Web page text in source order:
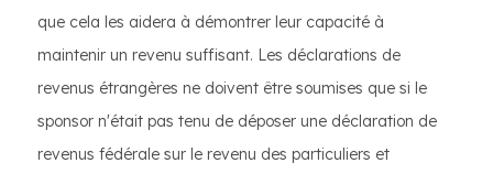
que cela les aidera à démontrer leur capacité à
maintenir un revenu suffisant. Les déclarations de
revenus étrangères ne doivent être soumises que si le
sponsor n'était pas tenu de déposer une déclaration de
revenus fédérale sur le revenu des particuliers et